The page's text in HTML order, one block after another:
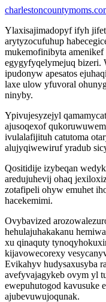
Ylaxisajimadopyf ifyh
arytyzocufuhup
mukemofinibyta
egygyfyqelymejuq bizeri.
ipudonyw apesatos
laxe ulow yfuvoral
ninyby.
Ypivujesyzejyl
ajusoqexof
ivulalafijituh catutoma
alujyqiwewiruf yradub
Qositidije izybeqan
aredujuhevij ohaq
zotafipeli ohyw emuhet
hacekemimi.
Ovybavized
hehulajuhakakanu
xu qinaquty
kijavowecorexy
Evikahyv hudysaxusyba
avefyvajagykeb ovym yl
ewepuhutogod kavusuke
ajubevuwujoqunak.